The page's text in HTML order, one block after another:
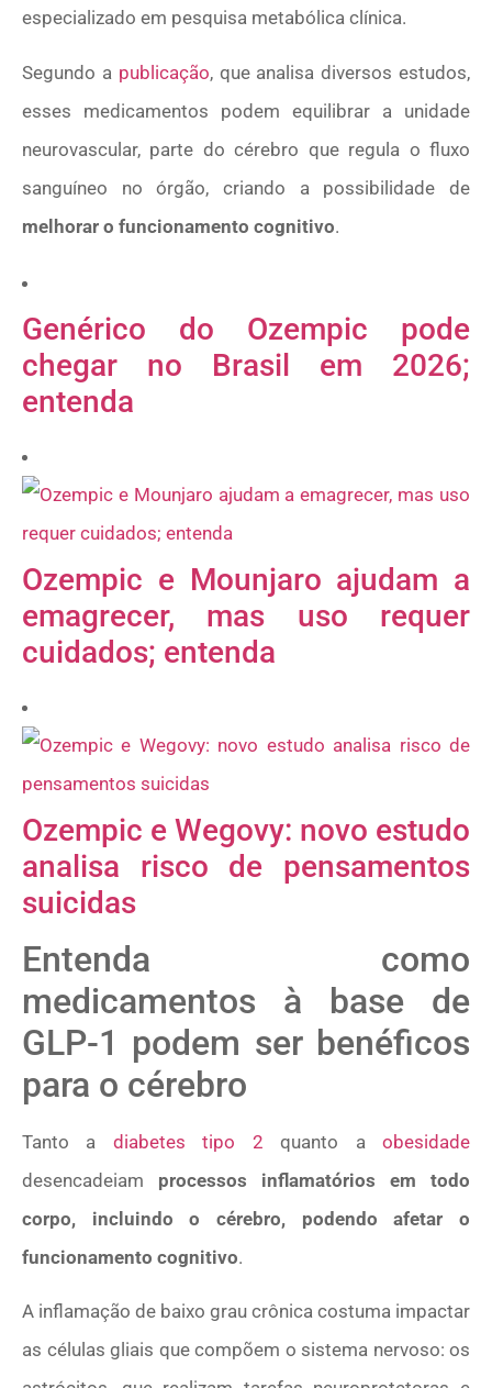
especializado em pesquisa metabólica clínica.
Segundo a publicação, que analisa diversos estudos,
esses medicamentos podem equilibrar a unidade
neurovascular, parte do cérebro que regula o fluxo
sanguíneo no órgão, criando a possibilidade de
melhorar o funcionamento cognitivo.
Genérico do Ozempic pode
chegar no Brasil em 2026;
entenda
Ozempic e Mounjaro ajudam a
emagrecer, mas uso requer
cuidados; entenda
Ozempic e Wegovy: novo estudo
analisa risco de pensamentos
suicidas
Entenda como
medicamentos à base de
GLP-1 podem ser benéficos
para o cérebro
Tanto a diabetes tipo 2 quanto aobesidade
desencadeiam processos inflamatórios em todo
corpo, incluindo o cérebro, podendo afetar o
funcionamento cognitivo.
A inflamação de baixo grau crônica costuma impactar
as células gliais que compõem o sistema nervoso: os